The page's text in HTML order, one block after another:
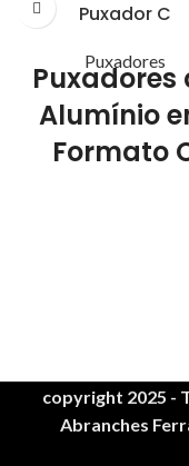
Puxador C
Puxadores
Puxadores
Alumínio
Formato
copyright 2025 -
Abranches